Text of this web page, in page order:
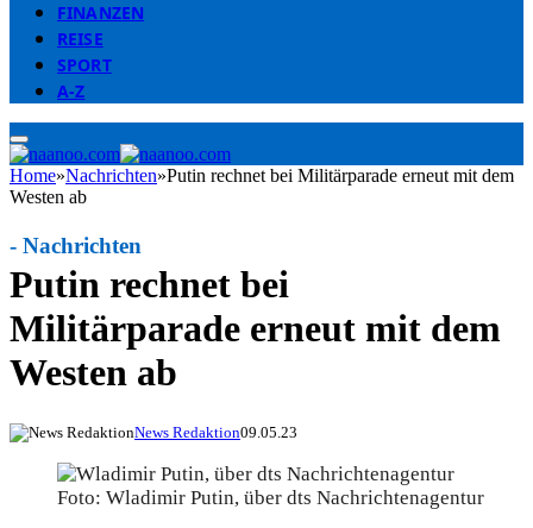
FINANZEN
REISE
SPORT
A-Z
Home»Nachrichten»Putin rechnet bei Militärparade erneut mit dem
Westen ab
Putin rechnet bei
Militärparade erneut mit dem
Westen ab
- Nachrichten
News Redaktion09.05.23
Foto: Wladimir Putin, über dts Nachrichtenagentur